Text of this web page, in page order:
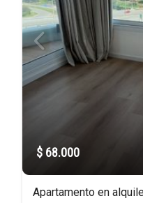
$ 68.000